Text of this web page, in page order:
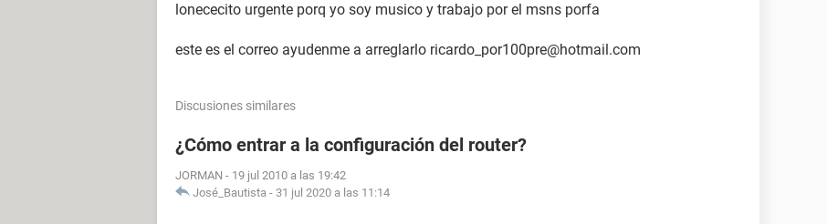
lonececito urgente porq yo soy musico y trabajo por el msns porfa
este es el correo ayudenme a arreglarlo ricardo_por100pre@hotmail.com
Discusiones similares
¿Cómo entrar a la configuración del router?
JORMAN - 19 jul 2010 a las 19:42
José_Bautista - 31 jul 2020 a las 11:14